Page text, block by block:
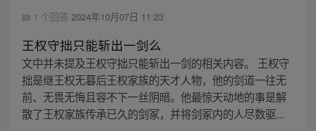
1 个回答 2024年10月07日 11:23
王权守拙只能斩出一剑么
文中并未提及王权守拙只能斩出一剑的相关内容。 王权守
拙是继王权无暮后王权家族的天才人物，他的剑道一往无
前、无畏无悔且容不下一丝阴暗。他最惊天动地的事是解
散了王权家族传承已久的剑冢，并将剑冢内的人尽数驱...